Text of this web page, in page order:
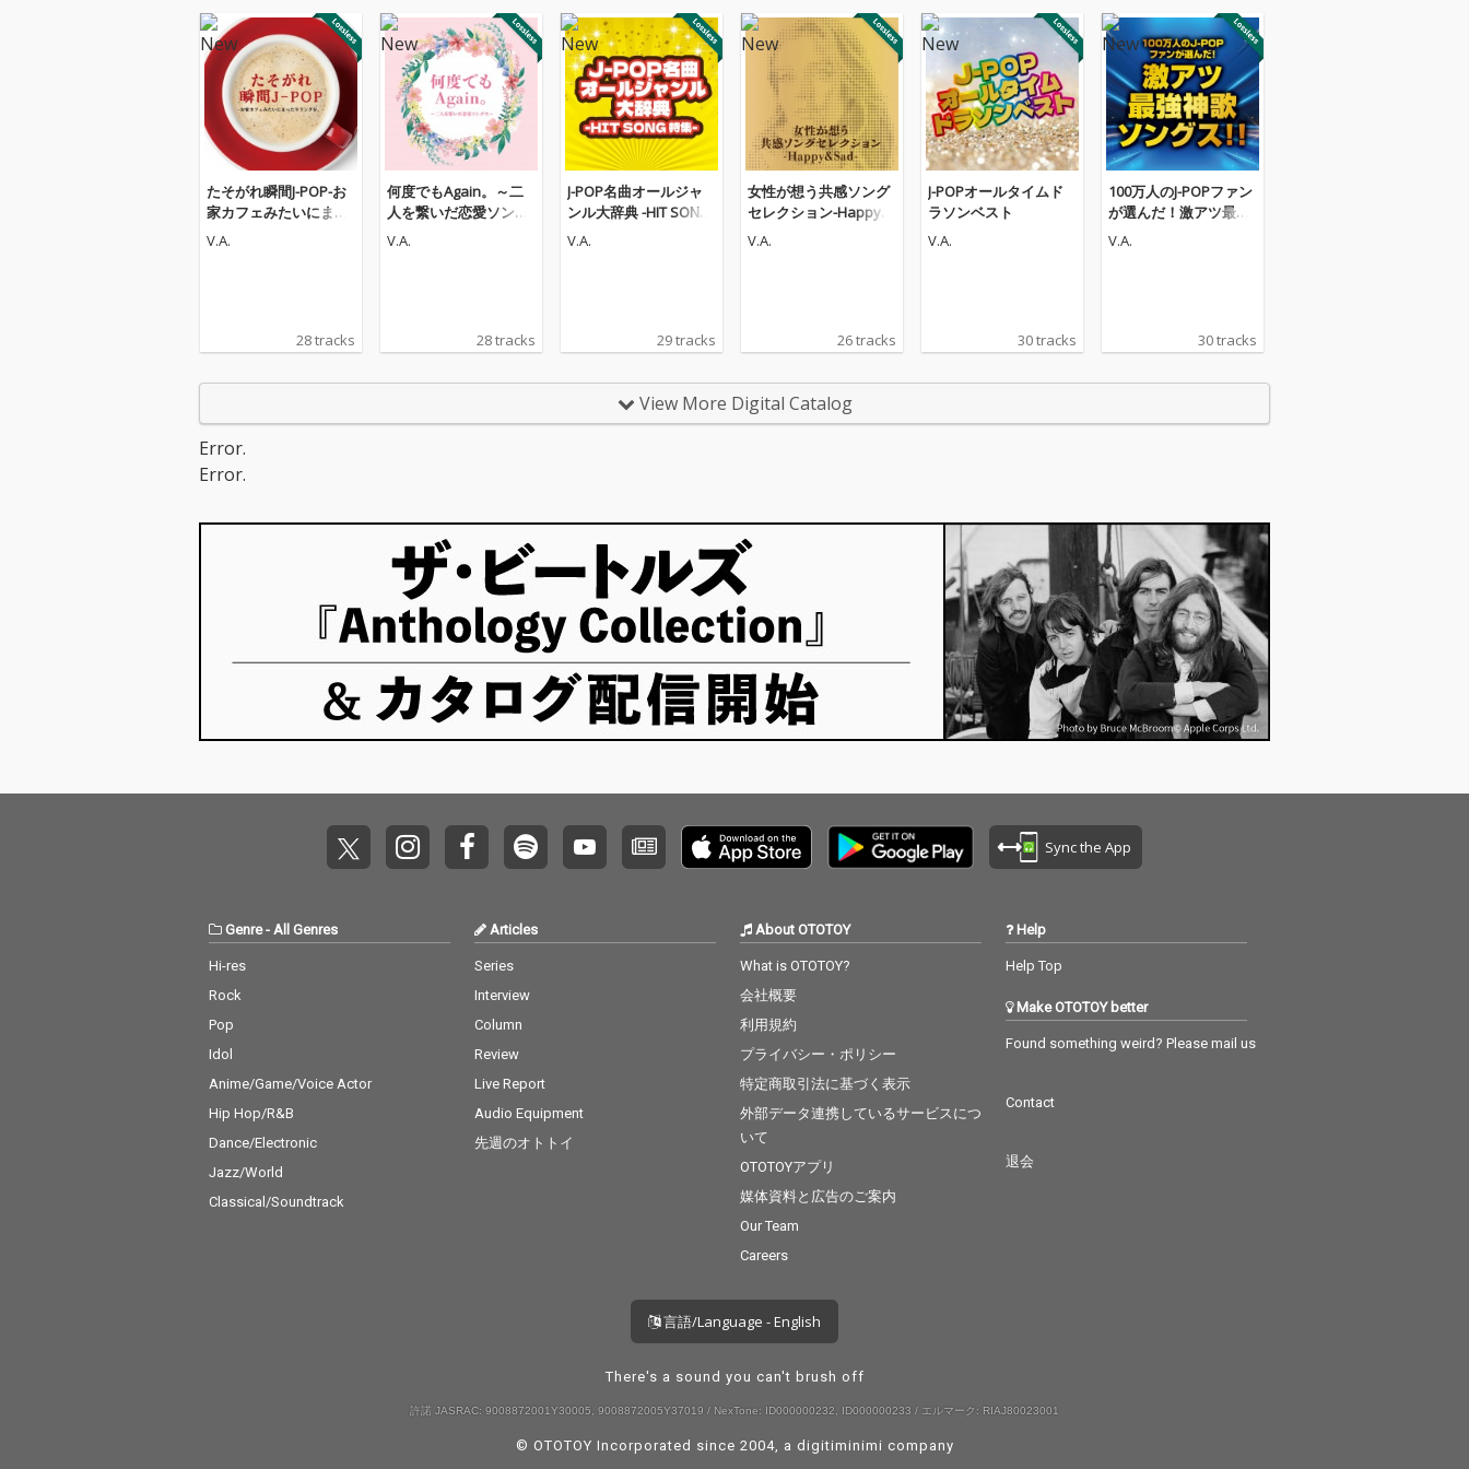
たそがれ瞬間J-POP-お
家カフェみたいにまっ
たりソングを。-
V.A.
28 tracks
何度でもAgain。～二
人を繋いだ恋愛ソング
ス～
V.A.
28 tracks
J-POP名曲オールジャ
ンル大辞典 -HIT SONG
特集-
V.A.
29 tracks
女性が想う共感ソング
セレクション-Happy&
Sad-
V.A.
26 tracks
J-POPオールタイムド
ラソンベスト
V.A.
30 tracks
100万人のJ-POPファン
が選んだ！激アツ最強
神歌ソングス!!
V.A.
30 tracks
View More Digital Catalog
Error.
Error.
Sync the App
Genre- All Genres
Hi-res
Rock
Pop
Idol
Anime/Game/Voice Actor
Hip Hop/R&B
Dance/Electronic
Jazz/World
Classical/Soundtrack
Articles
Series
Interview
Column
Review
Live Report
Audio Equipment
先週のオトトイ
About OTOTOY
What is OTOTOY?
会社概要
利用規約
プライバシー・ポリシー
特定商取引法に基づく表示
外部データ連携しているサービスにつ
いて
OTOTOYアプリ
媒体資料と広告のご案内
Our Team
Careers
Help
Help Top
Make OTOTOY better
Found something weird? Please mail us
Contact
退会
言語/Language - English
There's a sound you can't brush off
許諾 JASRAC: 9008872001Y30005, 9008872005Y37019 / NexTone: ID000000232, ID000000233 / エルマーク: RIAJ80023001
© OTOTOY Incorporated since 2004, a digitiminimi company